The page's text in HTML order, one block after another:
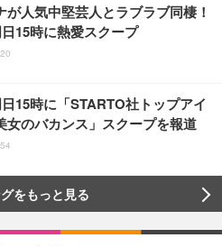
が人気中堅芸人とラブラブ同棲！
15時に熱愛スクープ
15時に「STARTO社トップアイ
女のバカンス」スクープを報道
をもっと見る